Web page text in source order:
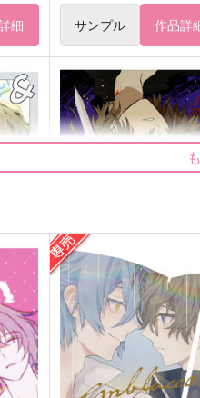
細 サンプル 作品詳
君の熱を知らなかった
Nova-Box
944円（税込）
ファウスト